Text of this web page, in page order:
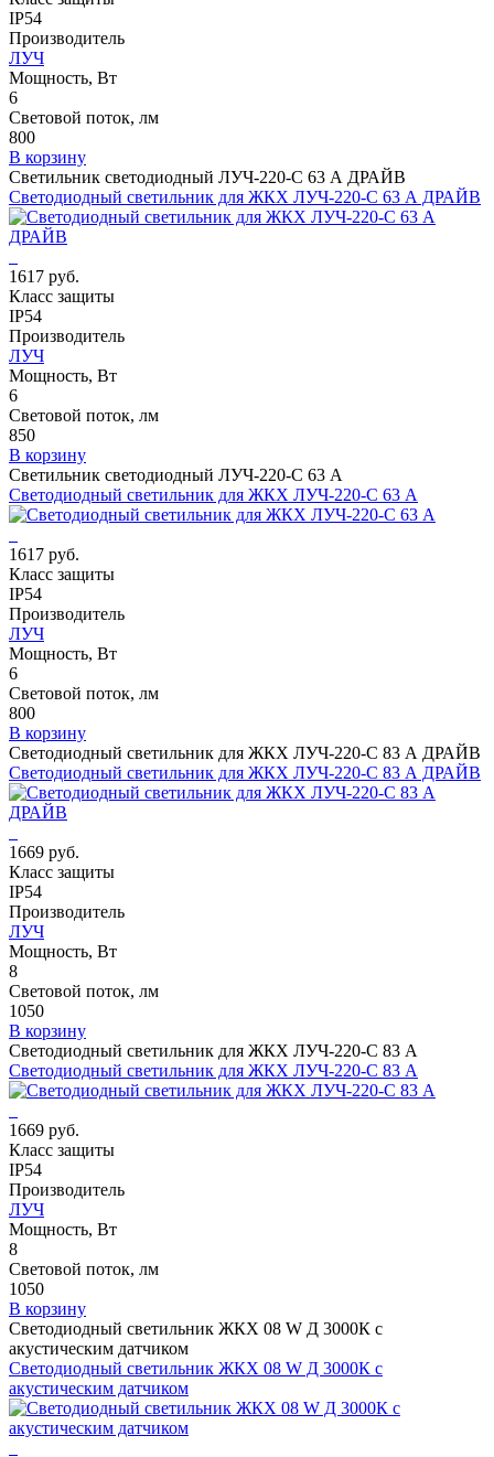
IP54
Производитель
ЛУЧ
Мощность, Вт
6
Световой поток, лм
800
В корзину
Светильник светодиодный ЛУЧ-220-С 63 А ДРАЙВ
Светодиодный светильник для ЖКХ ЛУЧ-220-С 63 А ДРАЙВ
1617 руб.
Класс защиты
IP54
Производитель
ЛУЧ
Мощность, Вт
6
Световой поток, лм
850
В корзину
Светильник светодиодный ЛУЧ-220-С 63 А
Светодиодный светильник для ЖКХ ЛУЧ-220-С 63 А
1617 руб.
Класс защиты
IP54
Производитель
ЛУЧ
Мощность, Вт
6
Световой поток, лм
800
В корзину
Светодиодный светильник для ЖКХ ЛУЧ-220-С 83 А ДРАЙВ
Светодиодный светильник для ЖКХ ЛУЧ-220-С 83 А ДРАЙВ
1669 руб.
Класс защиты
IP54
Производитель
ЛУЧ
Мощность, Вт
8
Световой поток, лм
1050
В корзину
Светодиодный светильник для ЖКХ ЛУЧ-220-С 83 А
Светодиодный светильник для ЖКХ ЛУЧ-220-С 83 А
1669 руб.
Класс защиты
IP54
Производитель
ЛУЧ
Мощность, Вт
8
Световой поток, лм
1050
В корзину
Светодиодный светильник ЖКХ 08 W Д 3000К с
акустическим датчиком
Светодиодный светильник ЖКХ 08 W Д 3000К с
акустическим датчиком